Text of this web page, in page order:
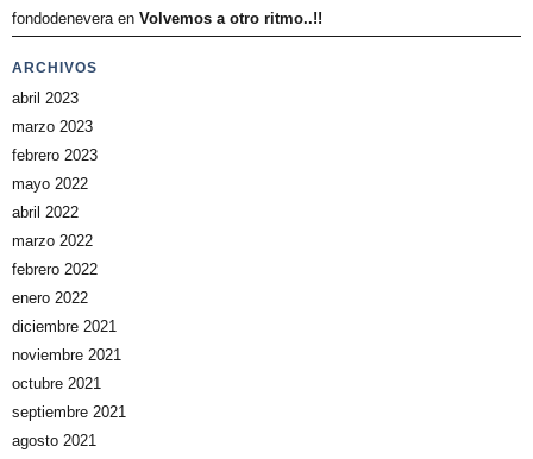
fondodeneveraen Volvemos a otro ritmo..!!
ARCHIVOS
abril 2023
marzo 2023
febrero 2023
mayo 2022
abril 2022
marzo 2022
febrero 2022
enero 2022
diciembre 2021
noviembre 2021
octubre 2021
septiembre 2021
agosto 2021